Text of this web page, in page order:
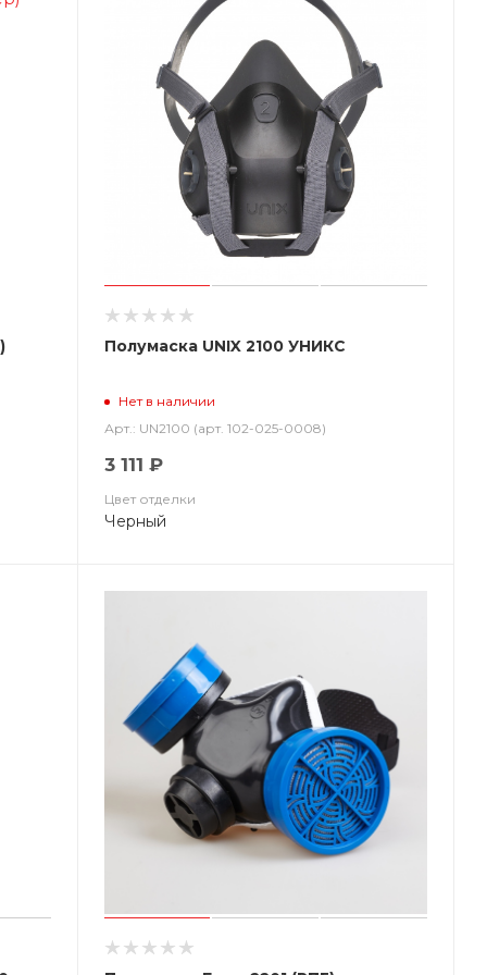
Полумаска UNIX 2100 УНИКС
Нет в наличии
Арт.: UN2100 (арт. 102-025-0008)
3 111 ₽
Цвет отделки
Черный